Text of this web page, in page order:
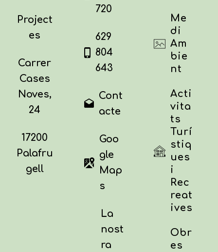
Project
es
Carrer
Cases
Noves,
24
17200
Palafru
gell
720
629
804
643
Cont
acte
Goo
gle
Map
s
La
nost
ra
Me
di
Am
bie
nt
Acti
vita
ts
Turí
stiq
ues
i
Rec
reat
ives
Obr
es